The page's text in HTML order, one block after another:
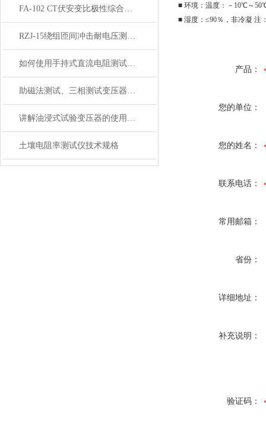
FA-102 CT伏安变比极性综合测试仪技术参数
RZJ-15绕组匝间冲击耐电压测试仪 系统简解
如何使用手持式直流电阻测试仪？
助磁法测试、三相测试变压器直流电阻测试仪功能与技术
讲解油浸式试验变压器的使用方法
土壤电阻率测试仪技术规格
■ 环境：温度：－10℃～
■ 湿度：≤90％，非冷凝 注
产品：
您的单位：
您的姓名：
联系电话：
常用邮箱：
省份：
详细地址：
补充说明：
验证码：